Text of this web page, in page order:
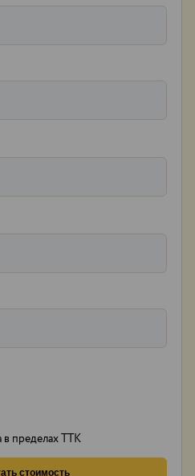
в пределах ТТК
стоимость